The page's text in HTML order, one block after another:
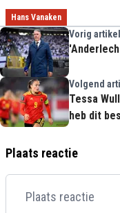
Hans Vanaken
Vorig artikel
Volgend
Tessa
heb dit
Plaats reactie